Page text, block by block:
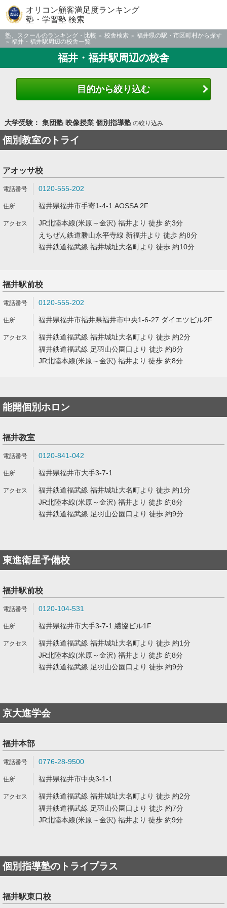
オリコン顧客満足度ランキング
塾・学習塾 検索
塾、スクールのランキング・比較 校舎検索
福井県の駅・市区町村から探す
福井・福井駅周辺の校舎一覧
福井・福井駅周辺の校舎
目的から絞り込む
大学受験： 集団塾 映像授業 個別指導塾の絞り込み
個別教室のトライ
アオッサ校
0120-555-202
福井県福井市手寄1-4-1 AOSSA 2F
JR北陸本線(米原～金沢) 福井より 徒歩 約3分
えちぜん鉄道勝山永平寺線 新福井より 徒歩 約8分
福井鉄道福武線 福井城址大名町より 徒歩 約10分
福井駅前校
0120-555-202
福井県福井市福井県福井市中央1-6-27 ダイエツビル2F
福井鉄道福武線 福井城址大名町より 徒歩 約2分
福井鉄道福武線 足羽山公園口より 徒歩 約8分
JR北陸本線(米原～金沢) 福井より 徒歩 約8分
能開個別ホロン
福井教室
0120-841-042
福井県福井市大手3-7-1
福井鉄道福武線 福井城址大名町より 徒歩 約1分
JR北陸本線(米原～金沢) 福井より 徒歩 約8分
福井鉄道福武線 足羽山公園口より 徒歩 約9分
東進衛星予備校
福井駅前校
0120-104-531
福井県福井市大手3-7-1 繊協ビル1F
福井鉄道福武線 福井城址大名町より 徒歩 約1分
JR北陸本線(米原～金沢) 福井より 徒歩 約8分
福井鉄道福武線 足羽山公園口より 徒歩 約9分
京大進学会
福井本部
0776-28-9500
福井県福井市中央3-1-1
福井鉄道福武線 福井城址大名町より 徒歩 約2分
福井鉄道福武線 足羽山公園口より 徒歩 約7分
JR北陸本線(米原～金沢) 福井より 徒歩 約9分
個別指導塾のトライプラス
福井駅東口校